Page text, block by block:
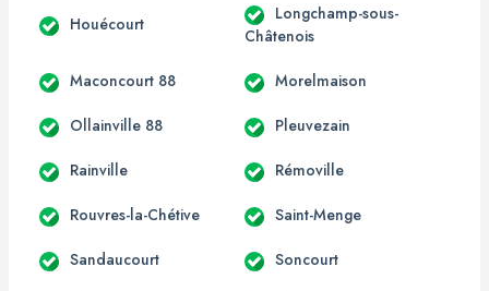
Houécourt
Longchamp-sous-
Châtenois
Maconcourt 88 Morelmaison
Ollainville 88 Pleuvezain
Rainville Rémoville
Rouvres-la-Chétive Saint-Menge
Sandaucourt Soncourt